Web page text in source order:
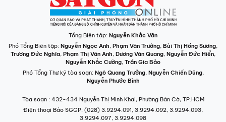
Tổng Biên tập: Nguyễn Khắc Văn
Phó Tổng Biên tập: Nguyễn Ngọc Anh, Phạm Văn Trường, Bùi Thị Hồng Sương,
Trương Đức Nghĩa, Phạm Thị Vân Anh, Dương Văn Quang, Nguyễn Đức Hiển,
Nguyễn Khắc Cường, Trần Gia Bảo
Phó Tổng Thư ký tòa soạn: Ngô Quang Trưởng, Nguyễn Chiến Dũng,
Nguyễn Phước Bình
Tòa soạn : 432-434 Nguyễn Thị Minh Khai, Phường Bàn Cờ, TP.HCM
Điện thoại Báo SGGP: (028) 3.9294.091, 3.9294.092, 3.9294.093,
3.9294.097, 3.9294.098